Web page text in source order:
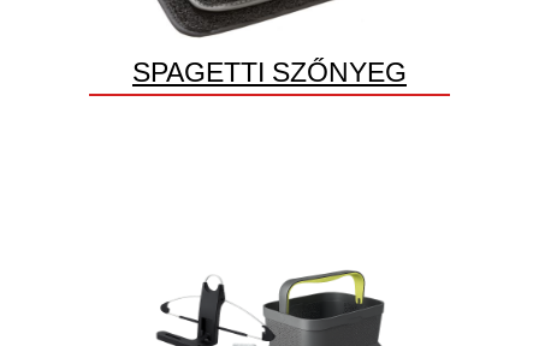
SPAGETTI SZŐNYEG